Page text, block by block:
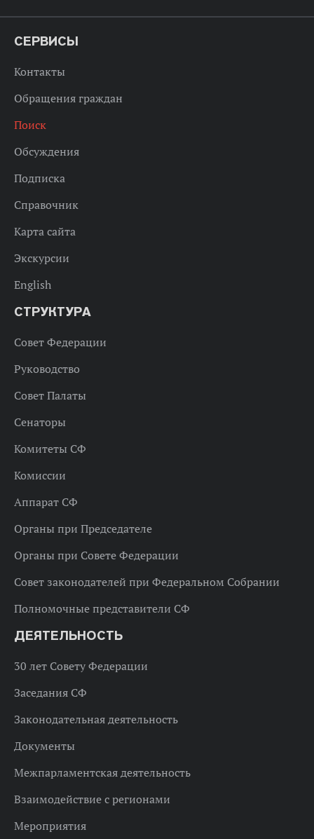
СЕРВИСЫ
Контакты
Обращения граждан
Поиск
Обсуждения
Подписка
Справочник
Карта сайта
Экскурсии
English
СТРУКТУРА
Совет Федерации
Руководство
Совет Палаты
Сенаторы
Комитеты СФ
Комиссии
Аппарат СФ
Органы при Председателе
Органы при Совете Федерации
Совет законодателей при Федеральном Собрании
Полномочные представители СФ
ДЕЯТЕЛЬНОСТЬ
30 лет Совету Федерации
Заседания СФ
Законодательная деятельность
Документы
Межпарламентская деятельность
Взаимодействие с регионами
Мероприятия